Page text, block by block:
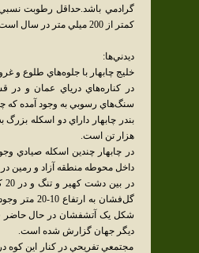
کمتر از 200 ميلي متر در سال است که 64 درصد آن در زمستان مي‌بارد.
ديدني‌ها:
خليج چابهار با جلوه‌هاي طلوع و
در کناره‌هاي درياي عمان و
سنگ‌هاي رسوبي به وجود آمده که
هزار تن است.
در چابهار چندين اسکله صيادي
داخل محوطه منطقه آزاد و رمين در 10 کيلو‌متري و بريس در 60 کيلومتري چابهار قرار
گل‌فشان
شکل يک آتشفشان در حال حاضر
ديگر جهان گزارش شده است.
مجتمعي تفريحي در کنار اين